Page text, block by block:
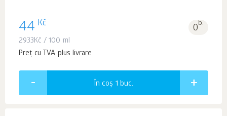
44 Kč 0b.
2933Kč / 100 ml
Preț cu TVA plus livrare
În coș 1 buc.